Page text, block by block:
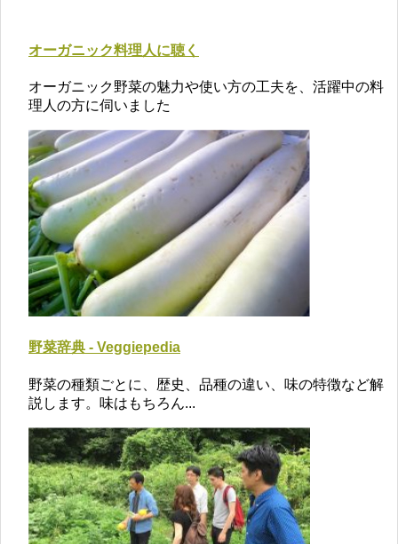
オーガニック料理人に聴く
オーガニック野菜の魅力や使い方の工夫を、活躍中の料
理人の方に伺いました
野菜辞典 - Veggiepedia
野菜の種類ごとに、歴史、品種の違い、味の特徴など解
説します。味はもちろん...